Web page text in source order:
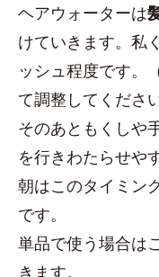
ヘアウォーターは
けていきます。私
ッシュ程度です。
て調整してください
そのあともくしや
を行きわたらせや
朝はこのタイミン
です。
単品で使う場合は
きます。